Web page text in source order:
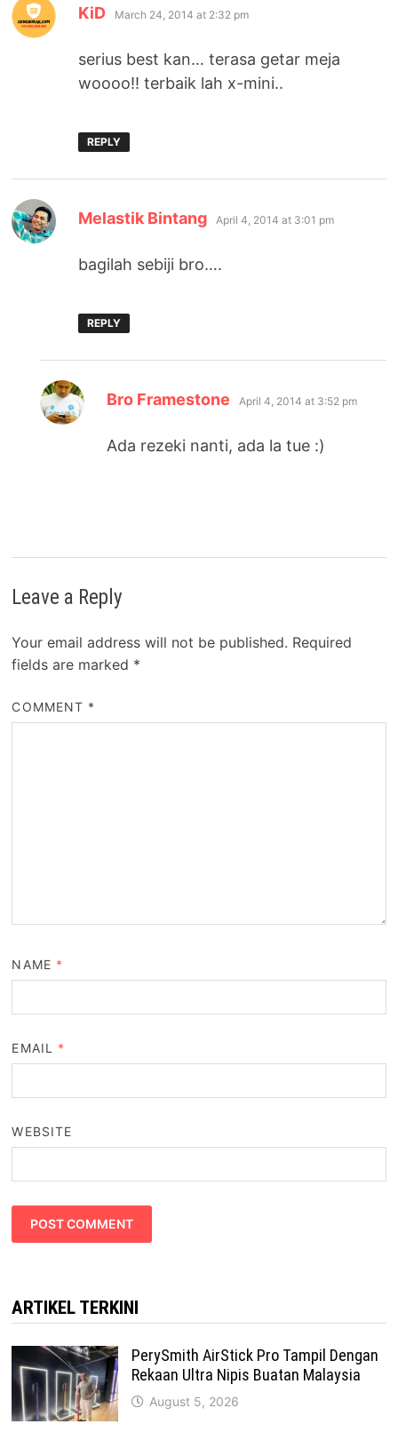
KiD says:
March 24, 2014 at 2:32 pm
serius best kan… terasa getar meja
woooo!! terbaik lah x-mini..
REPLY
Melastik Bintang says:
April 4, 2014 at 3:01 pm
bagilah sebiji bro….
REPLY
Bro Framestone says:
April 4, 2014 at 3:52 pm
Ada rezeki nanti, ada la tue :)
Leave a Reply
Your email address will not be published. Required
fields are marked *
COMMENT *
NAME *
EMAIL *
WEBSITE
ARTIKEL TERKINI
PerySmith AirStick Pro Tampil Dengan
Rekaan Ultra Nipis Buatan Malaysia
August 5, 2026